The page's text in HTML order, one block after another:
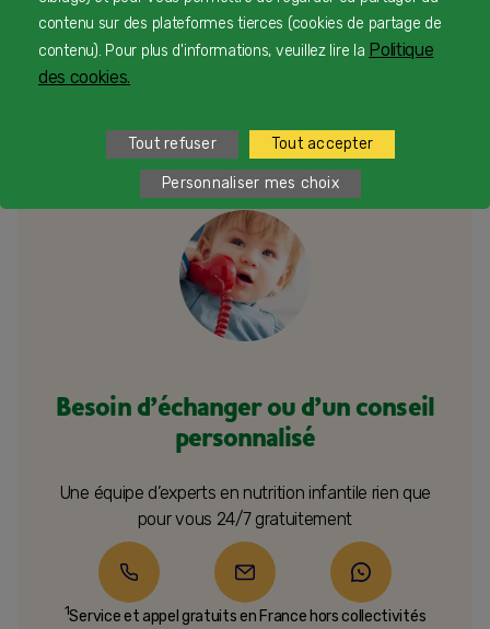
JE COMMANDE !
Besoin d’échanger ou d’un conseil
personnalisé
Une équipe d’experts en nutrition infantile rien que
pour vous 24/7 gratuitement
1Service et appel gratuits en France hors collectivités
contenu sur des plateformes tierces (cookies de partage de
contenu). Pour plus d'informations, veuillez lire la Politique
des cookies.
Tout refuser Tout accepter
Personnaliser mes choix